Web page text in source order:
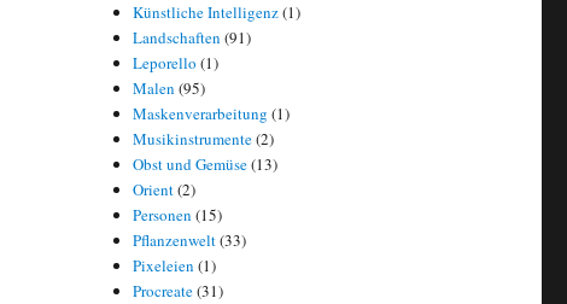
Künstliche Intelligenz(1)
Landschaften (91)
Leporello (1)
Malen (95)
Maskenverarbeitung (1)
Musikinstrumente(2)
Obst und Gemüse(13)
Orient(2)
Personen (15)
Pflanzenwelt(33)
Pixeleien (1)
Procreate(31)